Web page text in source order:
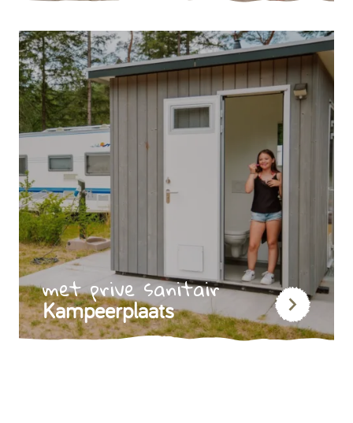
met prive sanitair
Kampeerplaats